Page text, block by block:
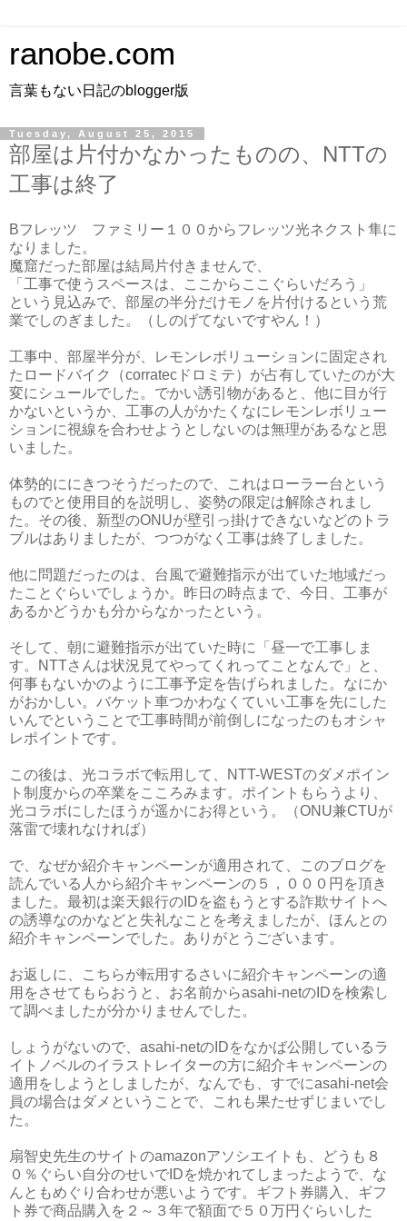
ranobe.com
言葉もない日記のblogger版
Tuesday, August 25, 2015
部屋は片付かなかったものの、NTTの
工事は終了
Bフレッツ ファミリー１００からフレッツ光ネクスト隼に
なりました。
魔窟だった部屋は結局片付きませんで、
「工事で使うスペースは、ここからここぐらいだろう」
という見込みで、部屋の半分だけモノを片付けるという荒
業でしのぎました。（しのげてないですやん！）
工事中、部屋半分が、レモンレボリューションに固定され
たロードバイク（corratecドロミテ）が占有していたのが大
変にシュールでした。でかい誘引物があると、他に目が行
かないというか、工事の人がかたくなにレモンレボリュー
ションに視線を合わせようとしないのは無理があるなと思
いました。
体勢的ににきつそうだったので、これはローラー台という
ものでと使用目的を説明し、姿勢の限定は解除されまし
た。その後、新型のONUが壁引っ掛けできないなどのトラ
ブルはありましたが、つつがなく工事は終了しました。
他に問題だったのは、台風で避難指示が出ていた地域だっ
たことぐらいでしょうか。昨日の時点まで、今日、工事が
あるかどうかも分からなかったという。
そして、朝に避難指示が出ていた時に「昼一で工事しま
す。NTTさんは状況見てやってくれってことなんで」と、
何事もないかのように工事予定を告げられました。なにか
がおかしい。バケット車つかわなくていい工事を先にした
いんでということで工事時間が前倒しになったのもオシャ
レポイントです。
この後は、光コラボで転用して、NTT-WESTのダメポイン
ト制度からの卒業をこころみます。ポイントもらうより、
光コラボにしたほうが遥かにお得という。（ONU兼CTUが
落雷で壊れなければ）
で、なぜか紹介キャンペーンが適用されて、このブログを
読んでいる人から紹介キャンペーンの５，０００円を頂き
ました。最初は楽天銀行のIDを盗もうとする詐欺サイトへ
の誘導なのかなどと失礼なことを考えましたが、ほんとの
紹介キャンペーンでした。ありがとうございます。
お返しに、こちらが転用するさいに紹介キャンペーンの適
用をさせてもらおうと、お名前からasahi-netのIDを検索し
て調べましたが分かりませんでした。
しょうがないので、asahi-netのIDをなかば公開しているラ
イトノベルのイラストレイターの方に紹介キャンペーンの
適用をしようとしましたが、なんでも、すでにasahi-net会
員の場合はダメということで、これも果たせずじまいでし
た。
扇智史先生のサイトのamazonアソシエイトも、どうも８
０％ぐらい自分のせいでIDを焼かれてしまったようで、な
んともめぐり合わせが悪いようです。ギフト券購入、ギフ
ト券で商品購入を２～３年で額面で５０万円ぐらいした